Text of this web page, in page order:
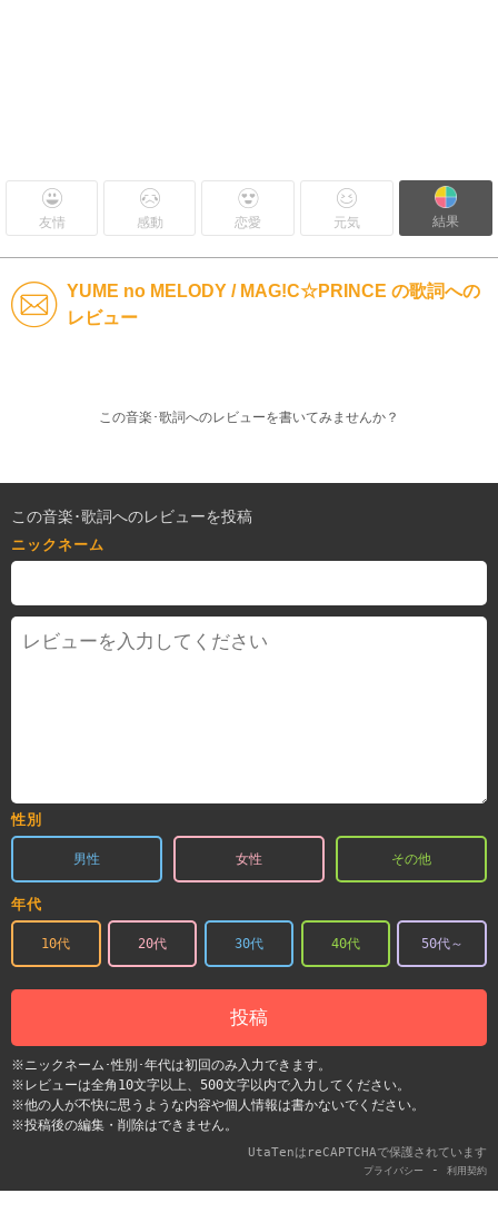
友情 感動 恋愛 元気 結果
YUME no MELODY / MAG!C☆PRINCE の歌詞への
レビュー
この音楽･歌詞へのレビューを書いてみませんか？
この音楽･歌詞へのレビューを投稿
ニックネーム
性別
男性 女性 その他
年代
10代 20代 30代 40代 50代～
投稿
※ニックネーム･性別･年代は初回のみ入力できます。
※レビューは全角10文字以上、500文字以内で入力してください。
※他の人が不快に思うような内容や個人情報は書かないでください。
※投稿後の編集・削除はできません。
UtaTenはreCAPTCHAで保護されています
プライバシー - 利用契約